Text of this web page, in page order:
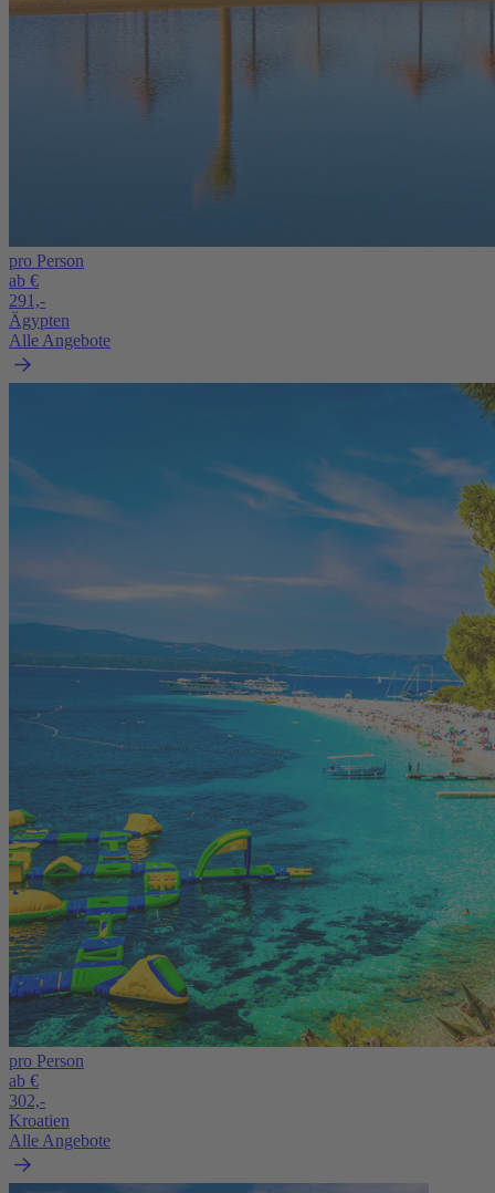
pro Person
ab €
291,-
Ägypten
Alle Angebote
pro Person
ab €
302,-
Kroatien
Alle Angebote